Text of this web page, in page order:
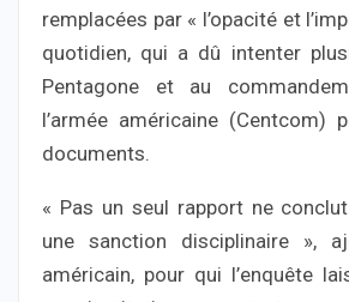
remplacées par « l’opacité et
quotidien, qui a dû intenter
Pentagone et au
l’armée américaine (Centcom)
documents.
« Pas un seul rapport ne
une sanction disciplinaire »,
américain, pour qui l’enquête